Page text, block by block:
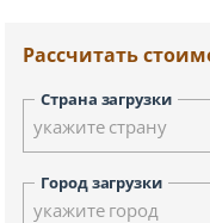
Рассчитать
Страна загрузки
укажите страну
Город загрузки
укажите город